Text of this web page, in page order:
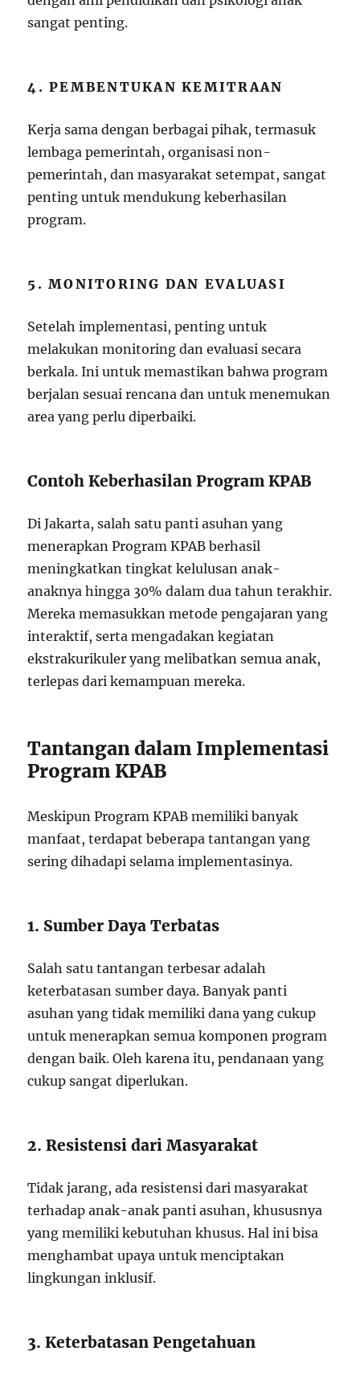
sangat penting.
4. PEMBENTUKAN KEMITRAAN
Kerja sama dengan berbagai pihak, termasuk
lembaga pemerintah, organisasi non-
pemerintah, dan masyarakat setempat, sangat
penting untuk mendukung keberhasilan
program.
5. MONITORING DAN EVALUASI
Setelah implementasi, penting untuk
melakukan monitoring dan evaluasi secara
berkala. Ini untuk memastikan bahwa program
berjalan sesuai rencana dan untuk menemukan
area yang perlu diperbaiki.
Contoh Keberhasilan Program KPAB
Di Jakarta, salah satu panti asuhan yang
menerapkan Program KPAB berhasil
meningkatkan tingkat kelulusan anak-
anaknya hingga 30% dalam dua tahun terakhir.
Mereka memasukkan metode pengajaran yang
interaktif, serta mengadakan kegiatan
ekstrakurikuler yang melibatkan semua anak,
terlepas dari kemampuan mereka.
Tantangan dalam Implementasi
Program KPAB
Meskipun Program KPAB memiliki banyak
manfaat, terdapat beberapa tantangan yang
sering dihadapi selama implementasinya.
1. Sumber Daya Terbatas
Salah satu tantangan terbesar adalah
keterbatasan sumber daya. Banyak panti
asuhan yang tidak memiliki dana yang cukup
untuk menerapkan semua komponen program
dengan baik. Oleh karena itu, pendanaan yang
cukup sangat diperlukan.
2. Resistensi dari Masyarakat
Tidak jarang, ada resistensi dari masyarakat
terhadap anak-anak panti asuhan, khususnya
yang memiliki kebutuhan khusus. Hal ini bisa
menghambat upaya untuk menciptakan
lingkungan inklusif.
3. Keterbatasan Pengetahuan